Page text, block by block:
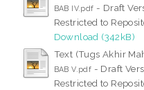
BAB IV.pdf - Draft
Restricted to
Download (342kB)
Text (Tugs Akhir
BAB V.pdf - Draft
Restricted to